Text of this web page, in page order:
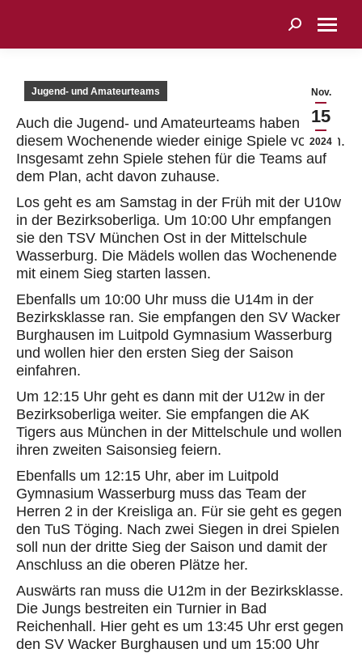
Search:
Nov.
15
2024
Jugend- und Amateurteams
Auch die Jugend- und Amateurteams haben an
diesem Wochenende wieder einige Spiele vor sich.
Insgesamt zehn Spiele stehen für die Teams auf
dem Plan, acht davon zuhause.
Los geht es am Samstag in der Früh mit der U10w
in der Bezirksoberliga. Um 10:00 Uhr empfangen
sie den TSV München Ost in der Mittelschule
Wasserburg. Die Mädels wollen das Wochenende
mit einem Sieg starten lassen.
Ebenfalls um 10:00 Uhr muss die U14m in der
Bezirksklasse ran. Sie empfangen den SV Wacker
Burghausen im Luitpold Gymnasium Wasserburg
und wollen hier den ersten Sieg der Saison
einfahren.
Um 12:15 Uhr geht es dann mit der U12w in der
Bezirksoberliga weiter. Sie empfangen die AK
Tigers aus München in der Mittelschule und wollen
ihren zweiten Saisonsieg feiern.
Ebenfalls um 12:15 Uhr, aber im Luitpold
Gymnasium Wasserburg muss das Team der
Herren 2 in der Kreisliga an. Für sie geht es gegen
den TuS Töging. Nach zwei Siegen in drei Spielen
soll nun der dritte Sieg der Saison und damit der
Anschluss an die oberen Plätze her.
Auswärts ran muss die U12m in der Bezirksklasse.
Die Jungs bestreiten ein Turnier in Bad
Reichenhall. Hier geht es um 13:45 Uhr erst gegen
den SV Wacker Burghausen und um 15:00 Uhr